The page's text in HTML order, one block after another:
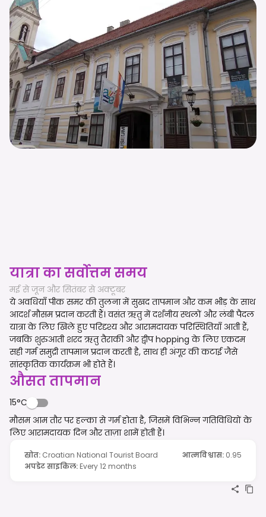
यात्रा का सर्वोत्तम समय
मई से जून और सितंबर से अक्टूबर
ये अवधियाँ पीक समर की तुलना में सुखद तापमान और कम भीड़ के साथ
आदर्श मौसम प्रदान करती हैं। वसंत ऋतु में दर्शनीय स्थलों और लंबी पैदल
यात्रा के लिए खिले हुए परिदृश्य और आरामदायक परिस्थितियाँ आती हैं,
जबकि शुरुआती शरद ऋतु तैराकी और द्वीप hopping के लिए एकदम
सही गर्म समुद्री तापमान प्रदान करती है, साथ ही अंगूर की कटाई जैसे
सांस्कृतिक कार्यक्रम भी होते हैं।
औसत तापमान
15°C
मौसम आम तौर पर हल्का से गर्म होता है, जिसमें विभिन्न गतिविधियों के
लिए आरामदायक दिन और ताज़ा शामें होती हैं।
स्रोत: Croatian National Tourist Board आत्मविश्वास: 0.95
अपडेट साइकिल: Every 12 months